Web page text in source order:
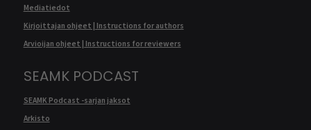
Mediatiedot
Kirjoittajan ohjeet | Instructions for authors
Arvioijan ohjeet | Instructions for reviewers
SEAMK PODCAST
SEAMK Podcast -sarjan jaksot
Arkisto